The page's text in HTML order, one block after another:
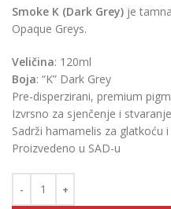
Smoke K (Dark Grey) je
Opaque Greys.
Veličina: 120ml
Boja: “K” Dark Grey
Pre-disperzirani, premium
Izvrsno za sjenčenje i
Sadrži hamamelis za glatkoću
Proizvedeno u SAD-u